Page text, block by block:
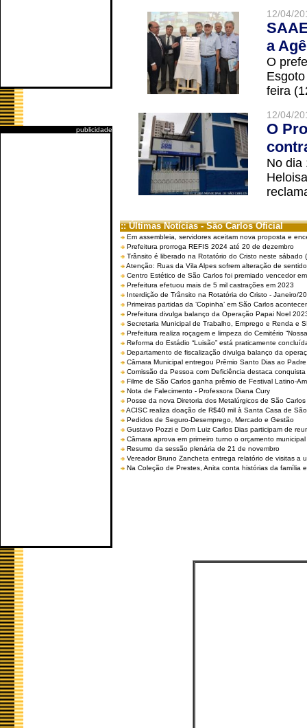
publicidade
12/04/
a
O
feira
12/04/
O
No dia
:: Últimas Notícias - São Carlos Oficial
Em assembleia, servidores aceitam nova proposta e
Prefeitura prorroga REFIS 2024 até 20 de dezembro
Trânsito é liberado na Rotatório do Cristo neste sábado
Atenção: Ruas da Vila Alpes sofrem alteração de
Centro Estético de São Carlos foi premiado vencedor
Prefeitura efetuou mais de 5 mil castrações em 2023
Interdição de Trânsito na Rotatória do Cristo - Janeiro/
Primeiras partidas da ‘Copinha’ em São Carlos
Prefeitura divulga balanço da Operação Papai Noel
Secretaria Municipal de Trabalho, Emprego e Renda e
Prefeitura realiza roçagem e limpeza do Cemitério
Reforma do Estádio “Luisão” está praticamente
Departamento de fiscalização divulga balanço da
Câmara Municipal entregou Prêmio Santo Dias ao
Comissão da Pessoa com Deficiência destaca
Filme de São Carlos ganha prêmio de Festival Latino-
Nota de Falecimento - Professora Diana Cury
Posse da nova Diretoria dos Metalúrgicos de São
ACISC realiza doação de R$40 mil à Santa Casa de
Pedidos de Seguro-Desemprego, Mercado e Gestão
Gustavo Pozzi e Dom Luiz Carlos Dias participam de
Câmara aprova em primeiro turno o orçamento
Resumo da sessão plenária de 21 de novembro
Vereador Bruno Zancheta entrega relatório de visitas a
Na Coleção de Prestes, Anita conta histórias da família